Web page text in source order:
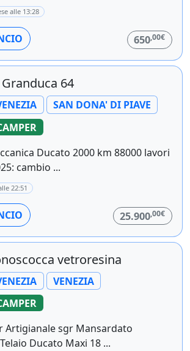
alle 13:28
650,00€
64
SAN DONA' DI PIAVE
Ducato 2000 km 88000 lavori
cambio ...
22:51
25.900,00€
vetroresina
VENEZIA
Artigianale sgr Mansardato
Ducato Maxi 18 ...